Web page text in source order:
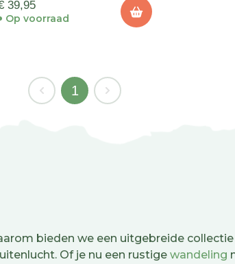
39,95
Op voorraad
1
bieden we een uitgebreide
Of je nu een rustige wandeling